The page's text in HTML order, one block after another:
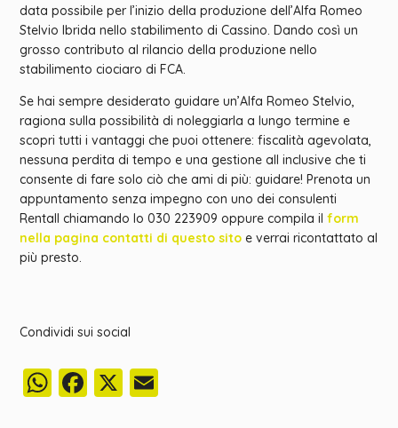
data possibile per l’inizio della produzione dell’Alfa Romeo
Stelvio Ibrida nello stabilimento di Cassino. Dando così un
grosso contributo al rilancio della produzione nello
stabilimento ciociaro di FCA.
Se hai sempre desiderato guidare un’Alfa Romeo Stelvio,
ragiona sulla possibilità di noleggiarla a lungo termine e
scopri tutti i vantaggi che puoi ottenere: fiscalità agevolata,
nessuna perdita di tempo e una gestione all inclusive che ti
consente di fare solo ciò che ami di più: guidare! Prenota un
appuntamento senza impegno con uno dei consulenti
Rentall chiamando lo 030 223909 oppure compila ilform
nella pagina contatti di questo sito e verrai ricontattato al
più presto.
Condividi sui social
WhatsApp
Facebook
X